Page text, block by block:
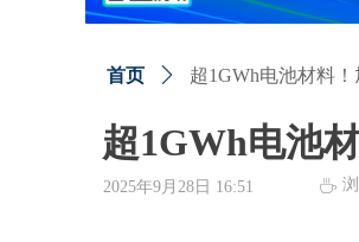
超1GWh电池
首页 ꄲ 超1GWh电池材料
2025年9月28日 16:51 ꄘ